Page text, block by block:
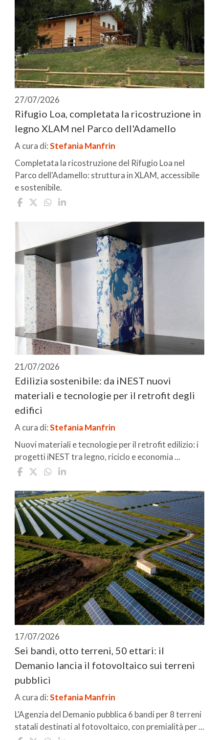
27/07/2026
Rifugio Loa, completata la ricostruzione in
legno XLAM nel Parco dell'Adamello
A cura di:Stefania Manfrin
Completata la ricostruzione del Rifugio Loa nel
Parco dell'Adamello: struttura in XLAM, accessibile
e sostenibile.
21/07/2026
Edilizia sostenibile: da iNEST nuovi
materiali e tecnologie per il retrofit degli
edifici
A cura di:Stefania Manfrin
Nuovi materiali e tecnologie per il retrofit edilizio: i
progetti iNEST tra legno, riciclo e economia ...
17/07/2026
Sei bandi, otto terreni, 50 ettari: il
Demanio lancia il fotovoltaico sui terreni
pubblici
A cura di:Stefania Manfrin
L'Agenzia del Demanio pubblica 6 bandi per 8 terreni
statali destinati al fotovoltaico, con premialità per ...